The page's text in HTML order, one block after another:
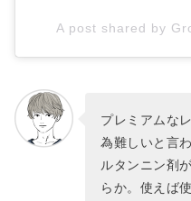
A post shared by
プレミアムな
為難しいと言
ルタンニン剤
らか。使えば